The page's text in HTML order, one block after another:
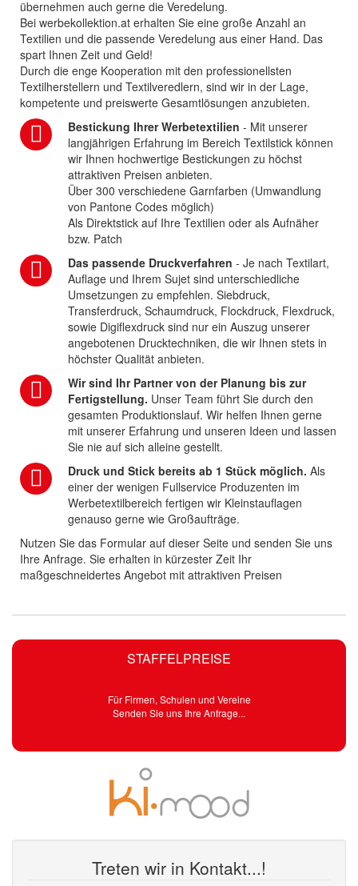
STAFFELPREISE
Für Firmen, Schulen und Vereine
Senden Sie uns Ihre Anfrage...
Treten wir in Kontakt...!
übernehmen auch gerne die Veredelung.
Bei werbekollektion.at erhalten Sie eine große Anzahl an
Textilien und die passende Veredelung aus einer Hand. Das
spart Ihnen Zeit und Geld!
Durch die enge Kooperation mit den professionellsten
Textilherstellern und Textilveredlern, sind wir in der Lage,
kompetente und preiswerte Gesamtlösungen anzubieten.
Bestickung Ihrer Werbetextilien - Mit unserer
langjährigen Erfahrung im Bereich Textilstick können
wir Ihnen hochwertige Bestickungen zu höchst
attraktiven Preisen anbieten.
Über 300 verschiedene Garnfarben (Umwandlung
von Pantone Codes möglich)
Als Direktstick auf Ihre Textilien oder als Aufnäher
bzw. Patch
Das passende Druckverfahren - Je nach Textilart,
Auflage und Ihrem Sujet sind unterschiedliche
Umsetzungen zu empfehlen. Siebdruck,
Transferdruck, Schaumdruck, Flockdruck, Flexdruck,
sowie Digiflexdruck sind nur ein Auszug unserer
angebotenen Drucktechniken, die wir Ihnen stets in
höchster Qualität anbieten.
Wir sind Ihr Partner von der Planung bis zur
Fertigstellung. Unser Team führt Sie durch den
gesamten Produktionslauf. Wir helfen Ihnen gerne
mit unserer Erfahrung und unseren Ideen und lassen
Sie nie auf sich alleine gestellt.
Druck und Stick bereits ab 1 Stück möglich. Als
einer der wenigen Fullservice Produzenten im
Werbetextilbereich fertigen wir Kleinstauflagen
genauso gerne wie Großaufträge.
Nutzen Sie das Formular auf dieser Seite und senden Sie uns
Ihre Anfrage. Sie erhalten in kürzester Zeit Ihr
maßgeschneidertes Angebot mit attraktiven Preisen